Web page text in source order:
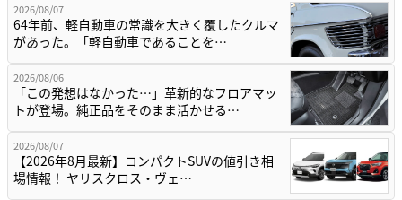
2026/08/07
64年前、軽自動車の常識を大きく覆したクルマ
があった。「軽自動車であることを…
2026/08/06
「この発想はなかった…」革新的なフロアマッ
トが登場。純正品をそのまま活かせる…
2026/08/07
【2026年8月最新】コンパクトSUVの値引き相
場情報！ ヤリスクロス・ヴェ…